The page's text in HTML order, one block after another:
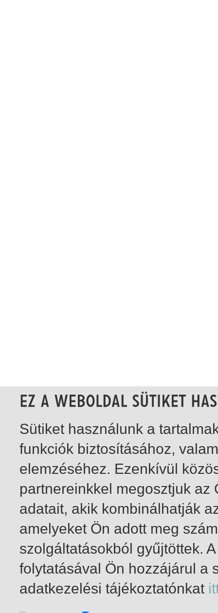
1-1 / insgesamt 1 Treffer
Sütiket használunk a
funkciók biztosításához,
elemzéséhez. Ezenkívül
partnereinkkel megosztjuk
adatait, akik kombinálhatják
amelyeket Ön adott meg
szolgáltatásokból gyűjtöttek.
folytatásával Ön hozzájárul a
adatkezelési tájékoztatónkat